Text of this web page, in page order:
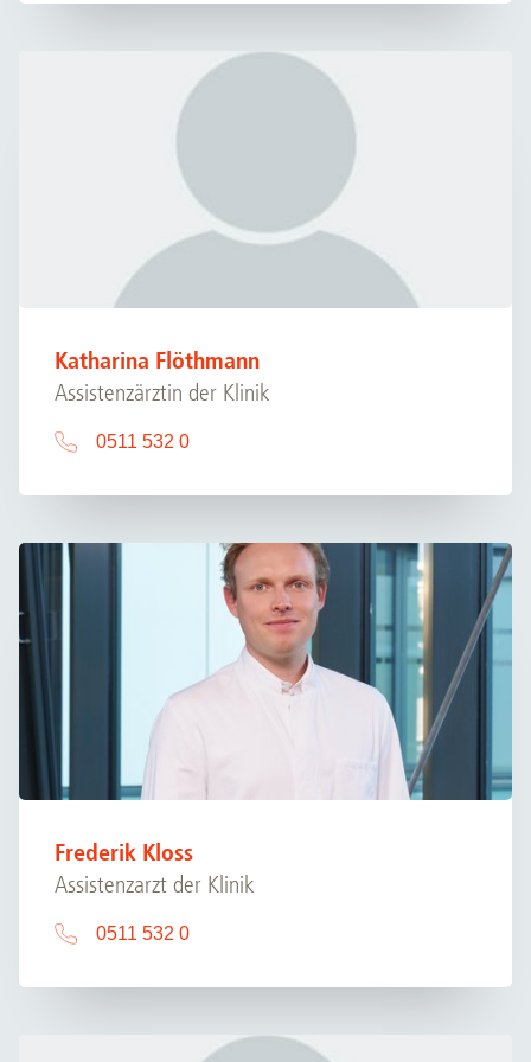
Katharina Flöthmann
Assistenzärztin der Klinik
0511 532 0
Frederik Kloss
Assistenzarzt der Klinik
0511 532 0